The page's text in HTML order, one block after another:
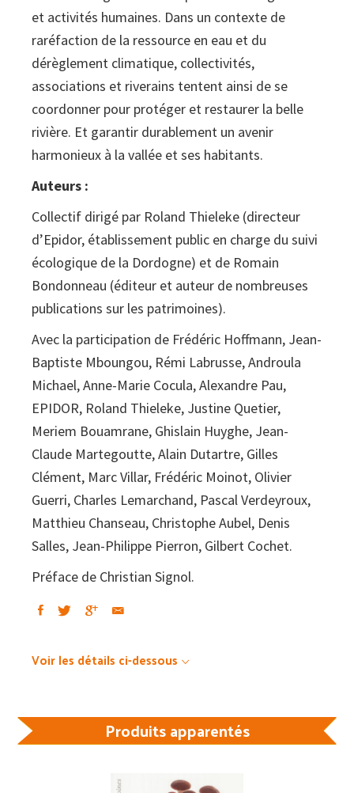
et activités humaines. Dans un contexte de
raréfaction de la ressource en eau et du
dérèglement climatique, collectivités,
associations et riverains tentent ainsi de se
coordonner pour protéger et restaurer la belle
rivière. Et garantir durablement un avenir
harmonieux à la vallée et ses habitants.
Auteurs :
Collectif dirigé par Roland Thieleke (directeur
d’Epidor, établissement public en charge du suivi
écologique de la Dordogne) et de Romain
Bondonneau (éditeur et auteur de nombreuses
publications sur les patrimoines).
Avec la participation de Frédéric Hoffmann, Jean-
Baptiste Mboungou, Rémi Labrusse, Androula
Michael, Anne-Marie Cocula, Alexandre Pau,
EPIDOR, Roland Thieleke, Justine Quetier,
Meriem Bouamrane, Ghislain Huyghe, Jean-
Claude Martegoutte, Alain Dutartre, Gilles
Clément, Marc Villar, Frédéric Moinot, Olivier
Guerri, Charles Lemarchand, Pascal Verdeyroux,
Matthieu Chanseau, Christophe Aubel, Denis
Salles, Jean-Philippe Pierron, Gilbert Cochet.
Préface de Christian Signol.
Voir les détails ci-dessous
Produits apparentés